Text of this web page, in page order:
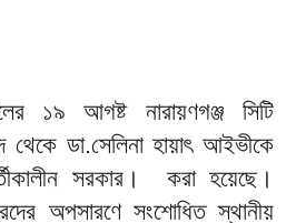
১৯ আগষ্ট নারায়ণগঞ্জ সিটি
ডা.সেলিনা হায়াৎ আইভীকে
সরকার। করা হয়েছে।
অপসারণে সংশোধিত স্থানীয়